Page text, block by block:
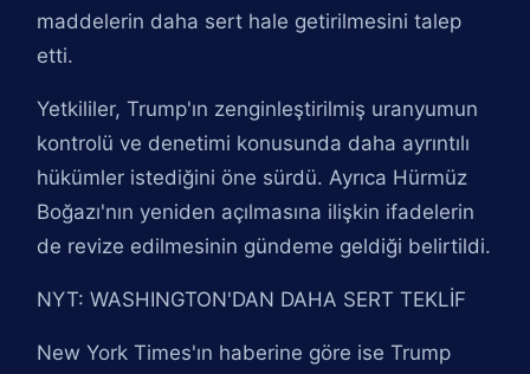
maddelerin daha sert hale getirilmesini talep
etti.
Yetkililer, Trump'ın zenginleştirilmiş uranyumun
kontrolü ve denetimi konusunda daha ayrıntılı
hükümler istediğini öne sürdü. Ayrıca Hürmüz
Boğazı'nın yeniden açılmasına ilişkin ifadelerin
de revize edilmesinin gündeme geldiği belirtildi.
NYT: WASHINGTON'DAN DAHA SERT TEKLİF
New York Times'ın haberine göre ise Trump